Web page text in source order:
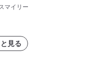
う生成AIの選び方がわ
マイリー
見る